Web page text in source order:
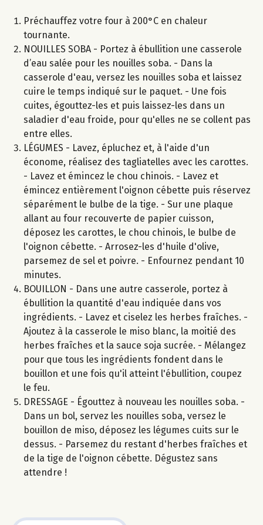
Préchauffez votre four à 200°C en chaleur
tournante.
NOUILLES SOBA - Portez à ébullition une casserole
d’eau salée pour les nouilles soba. - Dans la
casserole d'eau, versez les nouilles soba et laissez
cuire le temps indiqué sur le paquet. - Une fois
cuites, égouttez-les et puis laissez-les dans un
saladier d'eau froide, pour qu'elles ne se collent pas
entre elles.
LÉGUMES - Lavez, épluchez et, à l'aide d'un
économe, réalisez des tagliatelles avec les carottes.
- Lavez et émincez le chou chinois. - Lavez et
émincez entièrement l'oignon cébette puis réservez
séparément le bulbe de la tige. - Sur une plaque
allant au four recouverte de papier cuisson,
déposez les carottes, le chou chinois, le bulbe de
l'oignon cébette. - Arrosez-les d'huile d'olive,
parsemez de sel et poivre. - Enfournez pendant 10
minutes.
BOUILLON - Dans une autre casserole, portez à
ébullition la quantité d'eau indiquée dans vos
ingrédients. - Lavez et ciselez les herbes fraîches. -
Ajoutez à la casserole le miso blanc, la moitié des
herbes fraîches et la sauce soja sucrée. - Mélangez
pour que tous les ingrédients fondent dans le
bouillon et une fois qu'il atteint l'ébullition, coupez
le feu.
DRESSAGE - Égouttez à nouveau les nouilles soba. -
Dans un bol, servez les nouilles soba, versez le
bouillon de miso, déposez les légumes cuits sur le
dessus. - Parsemez du restant d'herbes fraîches et
de la tige de l'oignon cébette. Dégustez sans
attendre !